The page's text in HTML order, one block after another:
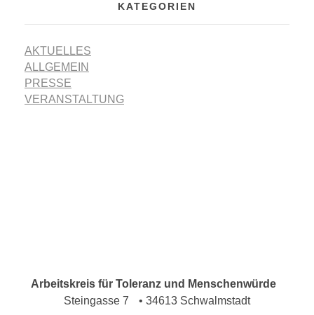
KATEGORIEN
AKTUELLES
ALLGEMEIN
PRESSE
VERANSTALTUNG
Arbeitskreis für Toleranz und Menschenwürde
Steingasse 7 • 34613 Schwalmstadt